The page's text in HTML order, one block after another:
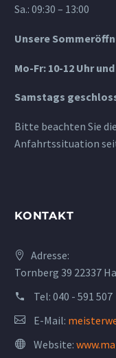
Sa.: 09:30 – 13:00
Unsere
Mo-Fr: 10-12 Uhr
Samstags
Bitte beachten Sie
Anfahrtssituation
KONTAKT
Adresse:
Tornberg 39 22337
Tel: 040 - 591 507
E-Mail:
Website: